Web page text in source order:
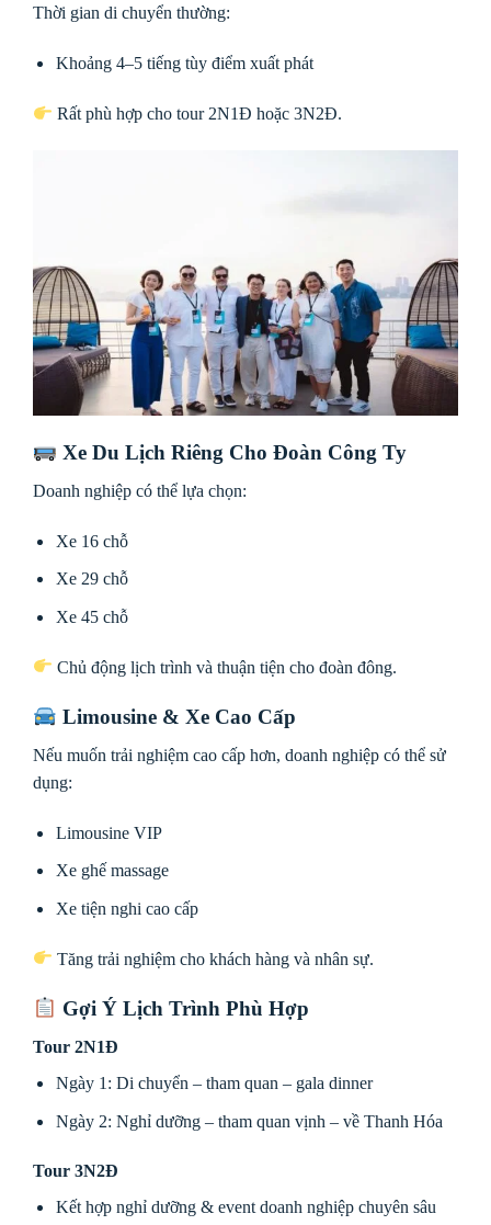
Thời gian di chuyển thường:
Khoảng 4–5 tiếng tùy điểm xuất phát
Rất phù hợp cho tour 2N1Đ hoặc 3N2Đ.
Xe Du Lịch Riêng Cho Đoàn Công Ty
Doanh nghiệp có thể lựa chọn:
Xe 16 chỗ
Xe 29 chỗ
Xe 45 chỗ
Chủ động lịch trình và thuận tiện cho đoàn đông.
Limousine & Xe Cao Cấp
Nếu muốn trải nghiệm cao cấp hơn, doanh nghiệp có thể sử
dụng:
Limousine VIP
Xe ghế massage
Xe tiện nghi cao cấp
Tăng trải nghiệm cho khách hàng và nhân sự.
Gợi Ý Lịch Trình Phù Hợp
Tour 2N1Đ
Ngày 1: Di chuyển – tham quan – gala dinner
Ngày 2: Nghỉ dưỡng – tham quan vịnh – về Thanh Hóa
Tour 3N2Đ
Kết hợp nghỉ dưỡng & event doanh nghiệp chuyên sâu